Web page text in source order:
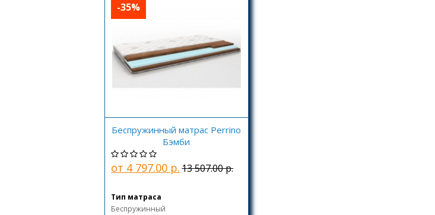
Беспружинный матрас Perrino
Бэмби
-35%
от 4 797.00 р.13 507.00 р.
Тип матраса
Беспружинный